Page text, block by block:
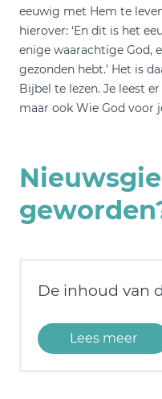
eeuwig met Hem te
hierover: ‘En dit is het
enige waarachtige God,
gezonden hebt.’ Het is
Bijbel te lezen. Je leest
maar ook Wie God voor
De inhoud van
Lees meer